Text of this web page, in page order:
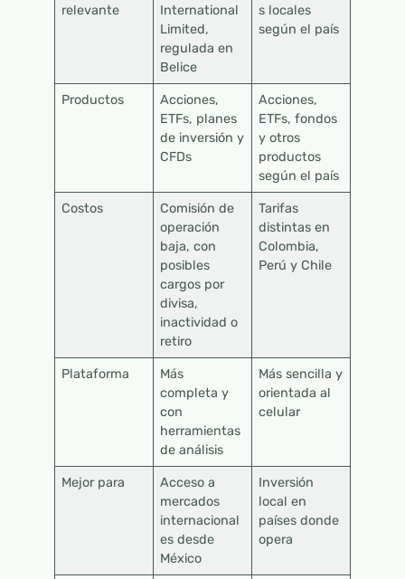
relevante
International
Limited,
regulada en
Belice
s locales
según el país
Productos
Acciones,
ETFs, planes
de inversión y
CFDs
Acciones,
ETFs, fondos
y otros
productos
según el país
Costos
Comisión de
operación
baja, con
posibles
cargos por
divisa,
inactividad o
retiro
Tarifas
distintas en
Colombia,
Perú y Chile
Plataforma
Más
completa y
con
herramientas
de análisis
Más sencilla y
orientada al
celular
Mejor para
Acceso a
mercados
internacional
es desde
México
Inversión
local en
países donde
opera